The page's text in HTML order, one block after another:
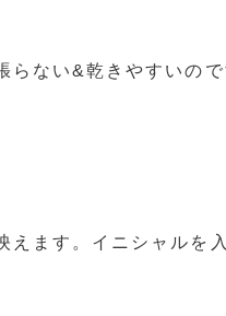
らない&乾きやすいの
えます。イニシャルを